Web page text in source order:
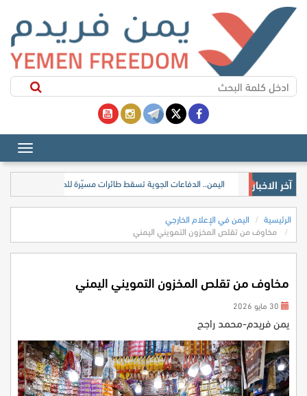
آخر الاخبار اليمن.. الدفاعات الجوية تسقط طائرات مسيّرة للحوثيين في سماء
الرئيسية
اليمن في الإعلام الخارجي
مخاوف من تقلص المخزون التمويني اليمني
مخاوف من تقلص المخزون التمويني اليمني
يمن فريدم-محمد راجح